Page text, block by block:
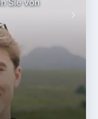
Sie von